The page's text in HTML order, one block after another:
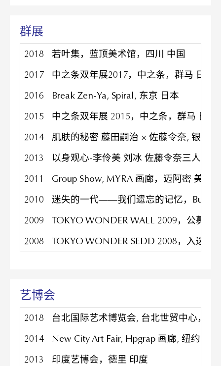
群展
2018
若叶集，蓝顶美术馆，四川 中国
2017
中之条双年展2017，中之条，群马 日本
2016
Break Zen-Ya, Spiral, 东京 日本
2015
中之条双年展 2015，中之条，群马 日本
2014
肌肤的秘密 藤田嗣治 × 佐藤令奈, 银座
2013
以身观心-李伶美 刘冰 佐藤令奈三人展
2011
Group Show, MYRA 画廊，迈阿密 美国
2010
迷失的一代——我们遗忘的记忆，
2009
TOKYO WONDER WALL 2009，公募
2008
TOKYO WONDER SEDD 2008，入选作
艺博会
2018
台北国际艺术博览会, 台北世贸中心，台
2014
New City Art Fair, Hpgrap 画廊, 纽约 美国
2013
印度艺博会，德里 印度